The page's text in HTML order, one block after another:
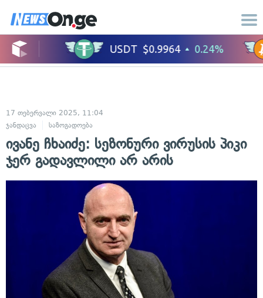
17 თებერვალი 2025, 11:04
ჯანდაცვა
საზოგადოება
ივანე ჩხაიძე: სეზონური ვირუსის პიკი
ჯერ გადავლილი არ არის